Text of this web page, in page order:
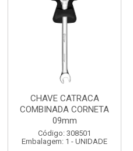
CHAVE CATRACA
COMBINADA CORNETA
09mm
Código: 308501
Embalagem: 1 - UNIDADE